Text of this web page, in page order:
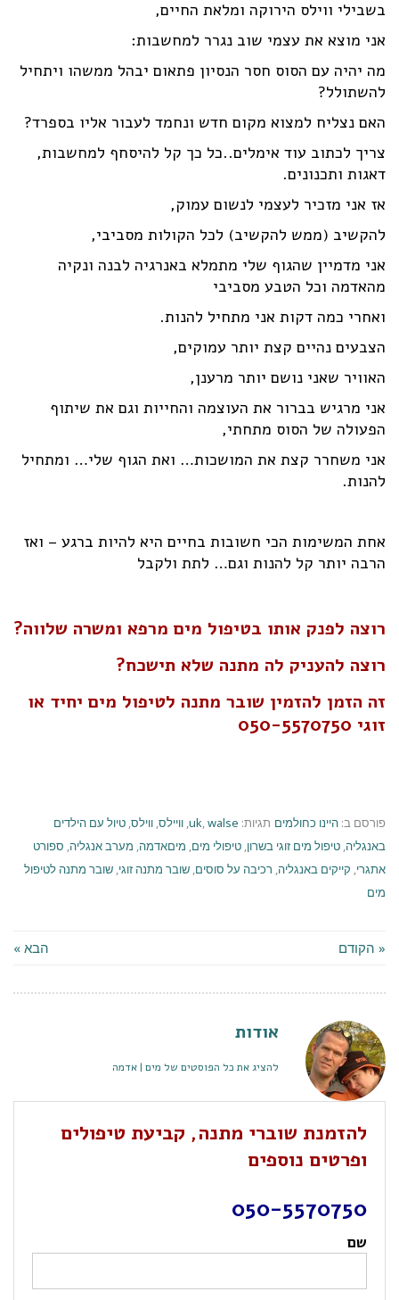
בשבילי ווילס הירוקה ומלאת החיים,
אני מוצא את עצמי שוב נגרר למחשבות:
מה יהיה עם הסוס חסר הנסיון פתאום יבהל ממשהו ויתחיל
להשתולל?
האם נצליח למצוא מקום חדש ונחמד לעבור אליו בספרד?
צריך לכתוב עוד אימלים..כל כך קל להיסחף למחשבות,
דאגות ותכנונים.
אז אני מזכיר לעצמי לנשום עמוק,
להקשיב (ממש להקשיב) לכל הקולות מסביבי,
אני מדמיין שהגוף שלי מתמלא באנרגיה לבנה ונקיה
מהאדמה וכל הטבע מסביבי
ואחרי כמה דקות אני מתחיל להנות.
הצבעים נהיים קצת יותר עמוקים,
האוויר שאני נושם יותר מרענן,
אני מרגיש בברור את העוצמה והחייות וגם את שיתוף
הפעולה של הסוס מתחתי,
אני משחרר קצת את המושכות… ואת הגוף שלי… ומתחיל
להנות.
אחת המשימות הכי חשובות בחיים היא להיות ברגע – ואז
הרבה יותר קל להנות וגם… לתת ולקבל
רוצה לפנק אותו בטיפול מים מרפא ומשרה שלווה?
רוצה להעניק לה מתנה שלא תישכח?
זה הזמן להזמין שובר מתנה לטיפול מים יחיד או
זוגי 050-5570750
פורסם ב: היינו כחולמים תגיות: uk,walse
, וויילס, ווילס, טיול עם הילדים
באנגליה, טיפול מים זוגי בשרון, טיפולי מים, מיםאדמה, מערב אנגליה, ספורט
אתגרי, קייקים באנגליה, רכיבה על סוסים, שובר מתנה זוגי, שובר מתנה לטיפול
מים
« הקודם הבא »
אודות
להציג את כל הפוסטים של מים | אדמה
להזמנת שוברי מתנה, קביעת טיפולים
ופרטים נוספים
050-5570750
שם